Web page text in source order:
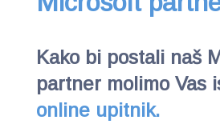
Kako bi postali naš
partner molimo Vas
online upitnik.